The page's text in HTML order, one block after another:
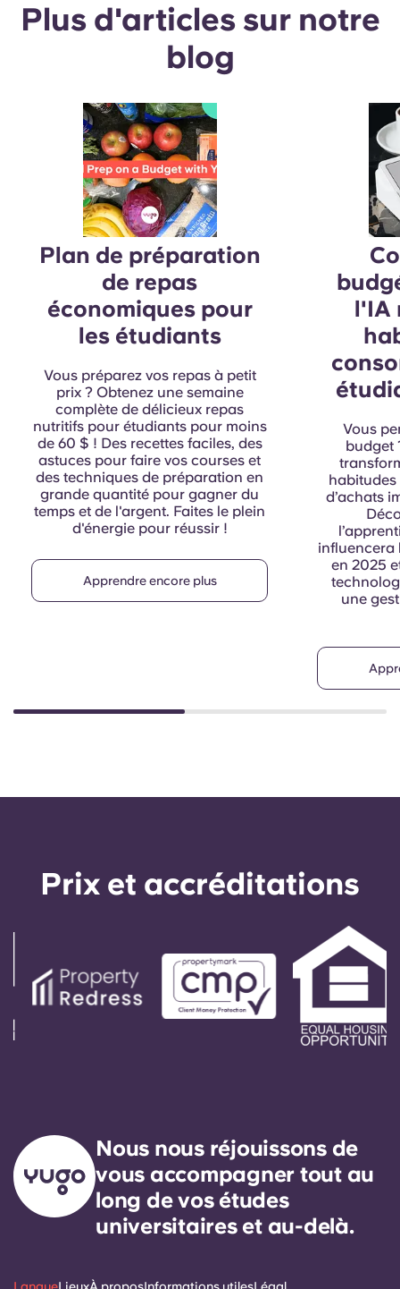
Plus d'articles sur notre
blog
Plan de préparation
de repas
économiques pour
les étudiants
Vous préparez vos repas à petit
prix ? Obtenez une semaine
complète de délicieux repas
nutritifs pour étudiants pour moins
de 60 $ ! Des recettes faciles, des
astuces pour faire vos courses et
des techniques de préparation en
grande quantité pour gagner du
temps et de l'argent. Faites le plein
d'énergie pour réussir !
Apprendre encore plus
l'IA
Vous
budget
habitudes
d’achats
influencera
en 2025
une
Prix ​​et accréditations
Nous nous réjouissons de
vous accompagner tout au
long de vos études
universitaires et au-delà.